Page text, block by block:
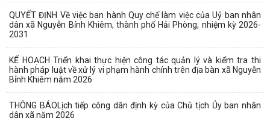
QUYẾT ĐỊNH Về việc ban hành Quy chế làm việc của Uỷ ban nhân
dân xã Nguyễn Bỉnh Khiêm, thành phố Hải Phòng, nhiệm kỳ 2026-
2031
KẾ HOẠCH Triển khai thực hiện công tác quản lý và kiểm tra thi
hành pháp luật về xử lý vi phạm hành chính trên địa bàn xã Nguyễn
Bỉnh Khiêm năm 2026
THÔNG BÁOLịch tiếp công dân định kỳ của Chủ tịch Ủy ban nhân
dân xã năm 2026